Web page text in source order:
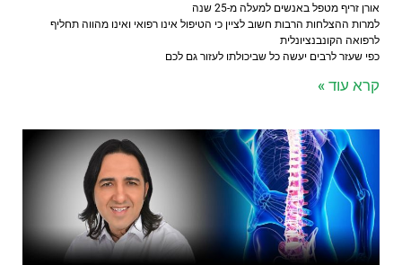
אורן זריף מטפל באנשים למעלה מ-25 שנה
למרות ההצלחות הרבות חשוב לציין כי הטיפול אינו רפואי ואינו מהווה תחליף
לרפואה הקונבנציונלית
כפי שעזר לרבים יעשה כל שביכולתו לעזור גם לכם
קרא עוד »